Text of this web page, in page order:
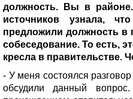
должность. Вы в
источников узнала,
предложили должность в
собеседование. То есть,
кресла в правительстве.
- У меня состоялся
обсудили данный